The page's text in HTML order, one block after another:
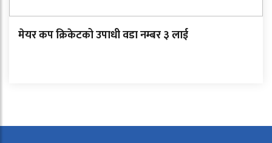
मेयर कप क्रिकेटको उपाधी वडा नम्बर ३ लाई